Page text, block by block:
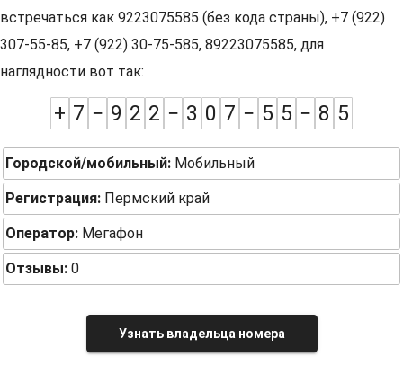
встречаться как 9223075585 (без кода страны), +7 (922)
307-55-85, +7 (922) 30-75-585, 89223075585, для
наглядности вот так:
+ 7 − 9 2 2 − 3 0 7 − 5 5 − 8 5
Городской/мобильный: Мобильный
Регистрация: Пермский край
Оператор: Мегафон
Отзывы: 0
Узнать владельца номера